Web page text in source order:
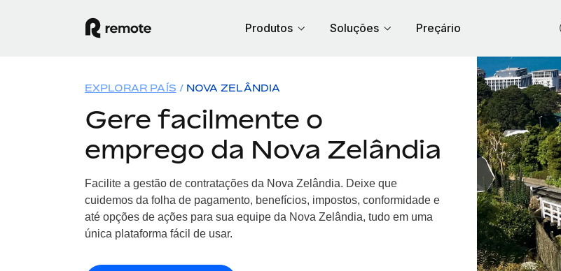
Produtos Soluções Preçário
EXPLORAR PAÍS NOVA ZELÂNDIA
Gere facilmente o
emprego da Nova Zelândia
Facilite a gestão de contratações da Nova Zelândia. Deixe que
cuidemos da folha de pagamento, benefícios, impostos, conformidade e
até opções de ações para sua equipe da Nova Zelândia, tudo em uma
única plataforma fácil de usar.